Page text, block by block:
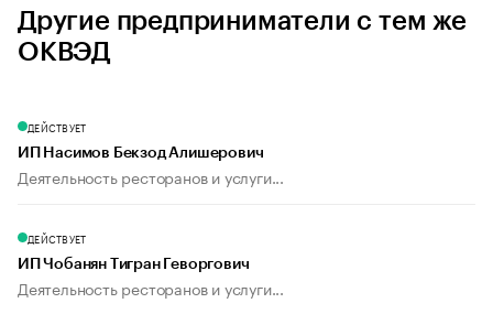
Другие предприниматели с тем же
ОКВЭД
ДЕЙСТВУЕТ
ИП Насимов Бекзод Алишерович
Деятельность ресторанов и услуги...
ДЕЙСТВУЕТ
ИП Чобанян Тигран Геворгович
Деятельность ресторанов и услуги...